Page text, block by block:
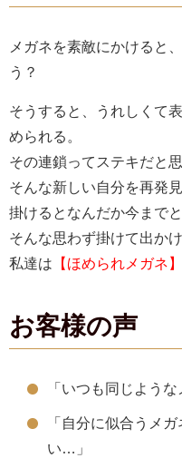
メガネを素敵にかけると
う？
そうすると、うれしくて
められる。
その連鎖ってステキだと
そんな新しい自分を再発
掛けるとなんだか今まで
そんな思わず掛けて出か
私達は 【ほめられメガネ】
お客様の声
「いつも同じよう
「自分に似合うメ
い…」